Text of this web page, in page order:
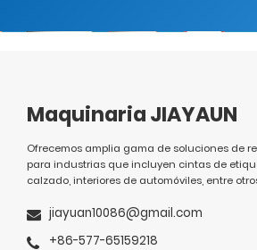
Maquinaria JIAYAUN
Ofrecemos amplia gama de soluciones de
para industrias que incluyen cintas de
calzado, interiores de automóviles, entre
jiayuan10086@gmail.com
+86-577-65159218